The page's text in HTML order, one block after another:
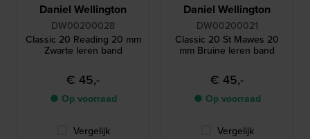
Daniel Wellington
DW00200028
Classic 20 Reading 20 mm
Zwarte leren band
€ 45,-
● Op voorraad
Vergelijk
Daniel Wellington
DW00200021
Classic 20 St Mawes 20
mm Bruine leren band
€ 45,-
● Op voorraad
Vergelijk